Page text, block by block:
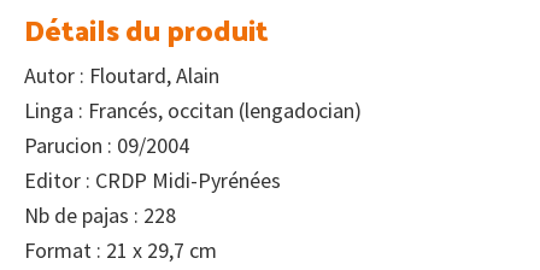
Détails du produit
Autor : Floutard, Alain
Linga : Francés, occitan (lengadocian)
Parucion : 09/2004
Editor : CRDP Midi-Pyrénées
Nb de pajas : 228
Format : 21 x 29,7 cm